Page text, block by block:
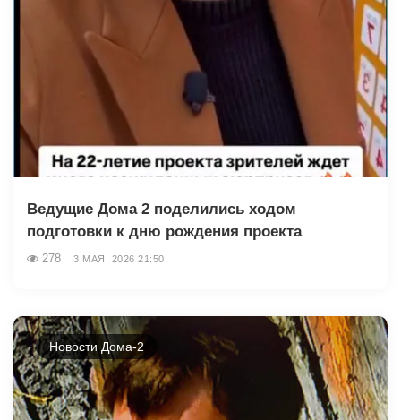
Ведущие Дома 2 поделились ходом
подготовки к дню рождения проекта
278 3 МАЯ, 2026 21:50
Новости Дома-2